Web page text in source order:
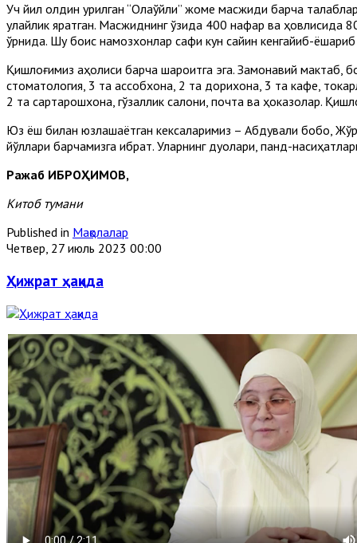
Уч йил олдин қурилган “Олақўйлиқ” жоме масжиди барча
қулайлик яратган. Масжиднинг ўзида 400 нафар ва
ўрнида. Шу боис намозхонлар сафи кун сайин кенгайиб-ёшариб
Қишлоғимиз аҳолиси барча шароитга эга. Замонавий мактаб,
стоматология, 3 та қассобхона, 2 та дорихона, 3 та кафе,
2 та сартарошхона, гўзаллик салони, почта ва ҳоказолар.
Юз ёш билан юзлашаётган кексаларимиз – Абдували бобо,
йўллари барчамизга ибрат. Уларнинг дуолари, панд-
Ражаб ИБРОҲИМОВ,
Китоб тумани
Published in Мақолалар
Четвер, 27 июль 2023 00:00
Ҳижрат ҳақида